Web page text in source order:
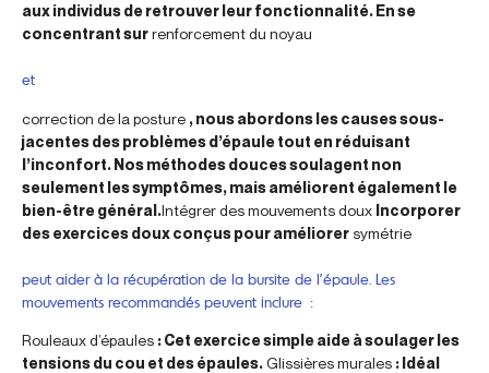
aux individus de retrouver leur fonctionnalité. En se
concentrant surrenforcement du noyau
et
correction de la posture , nous abordons les causes sous-
jacentes des problèmes d’épaule tout en réduisant
l’inconfort. Nos méthodes douces soulagent non
seulement les symptômes, mais améliorent également le
bien-être général.Intégrer des mouvements doux Incorporer
des exercices doux conçus pour améliorer symétrie
peut aider à la récupération de la bursite de l’épaule. Les
mouvements recommandés peuvent inclure :
Rouleaux d’épaules : Cet exercice simple aide à soulager les
tensions du cou et des épaules.Glissières murales : Idéal